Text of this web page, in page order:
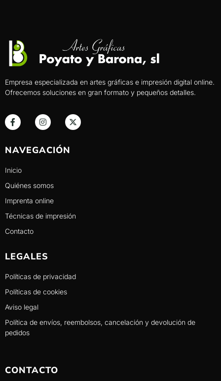
Empresa especializada en artes gráficas e impresión digital online.
Ofrecemos soluciones en gran formato y pequeños detalles.
NAVEGACIÓN
Inicio
Quiénes somos
Imprenta online
Técnicas de impresión
Contacto
LEGALES
Políticas de privacidad
Políticas de cookies
Aviso legal
Política de envíos, reembolsos, cancelación y devolución de
pedidos
CONTACTO